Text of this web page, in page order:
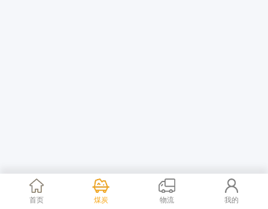
首页 煤炭 物流 我的